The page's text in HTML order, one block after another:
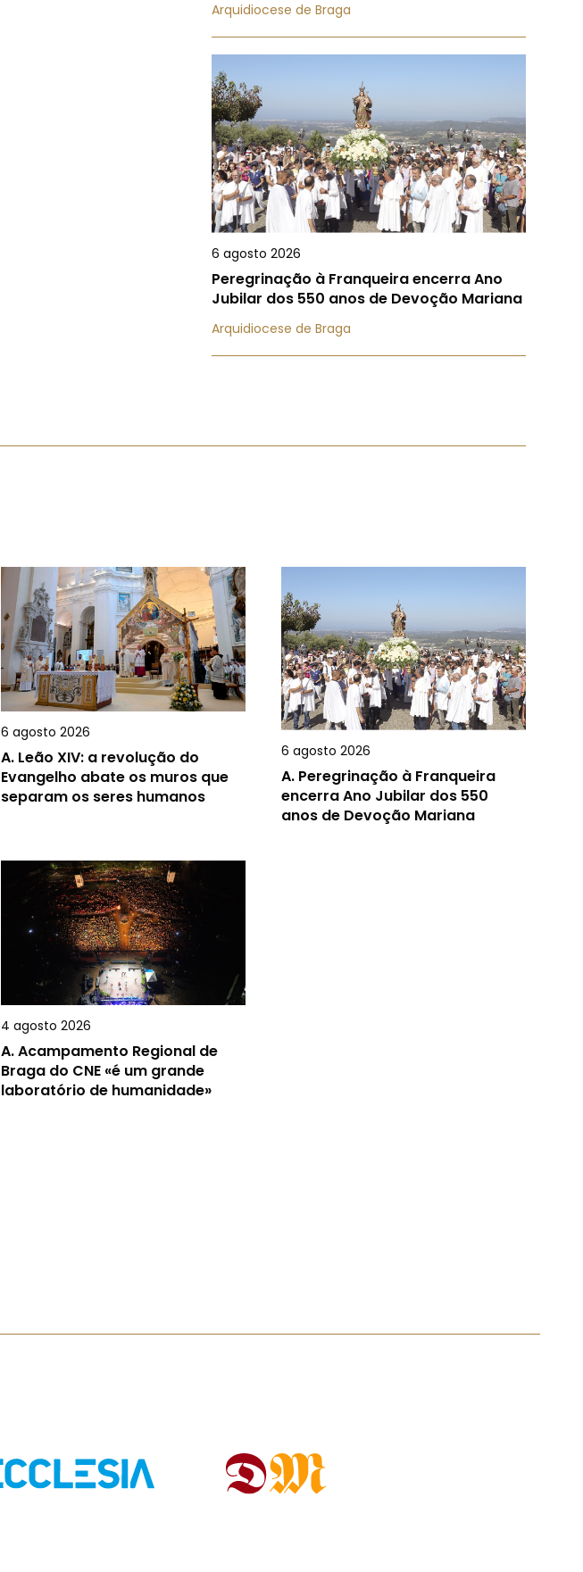
Arquidiocese de Braga
6 agosto 2026
Peregrinação à Franqueira encerra Ano
Jubilar dos 550 anos de Devoção Mariana
Arquidiocese de Braga
6 agosto 2026
A. Leão XIV: a revolução do
Evangelho abate os muros que
separam os seres humanos
6 agosto 2026
A. Peregrinação à Franqueira
encerra Ano Jubilar dos 550
anos de Devoção Mariana
4 agosto 2026
A.Acampamento Regional de
Braga do CNE «é um grande
laboratório de humanidade»